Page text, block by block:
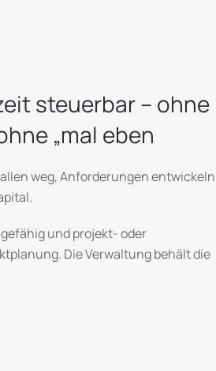
steuerbar – ohne
„mal eben
weg, Anforderungen entwickeln
und projekt- oder
Die Verwaltung behält die